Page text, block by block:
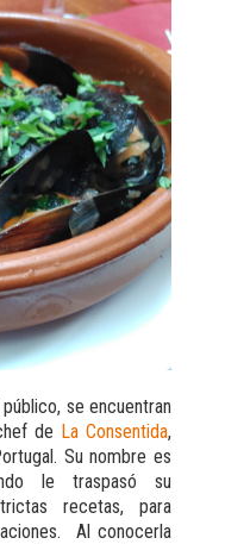
se encuentran
de La Consentida,
Su nombre es
le traspasó su
recetas, para
Al conocerla